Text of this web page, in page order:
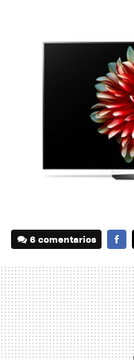
6 comentarios